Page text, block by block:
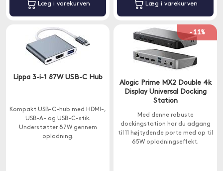
Læg i varekurven Læg i varekurven
Lippa 3-i-1 87W USB-C Hub
Kompakt USB-C-hub med HDMI-,
USB-A- og USB-C-stik.
Understøtter 87W gennem
opladning.
-11%
Alogic Prime MX2 Double 4k
Display Universal Docking
Station
Med denne robuste
dockingstation har du adgang
til 11 højtydende porte med op til
65W opladningseffekt.